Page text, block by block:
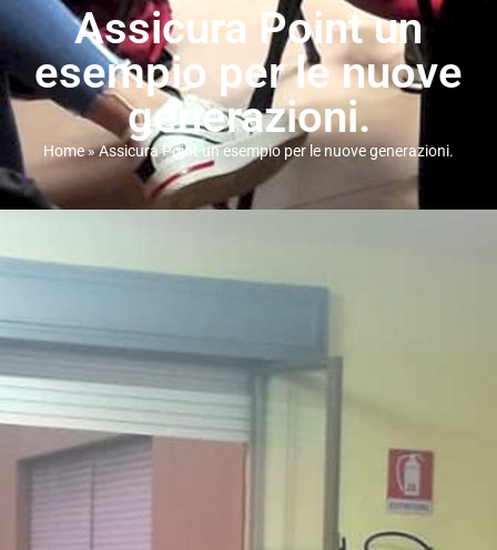
Assicura Point un
esempio per le nuove
generazioni.
Home»Assicura Point un esempio per le nuove generazioni.